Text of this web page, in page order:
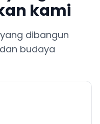
kami
dibangun
budaya